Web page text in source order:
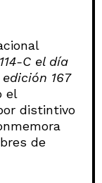
C el día
167
el
distintivo
de